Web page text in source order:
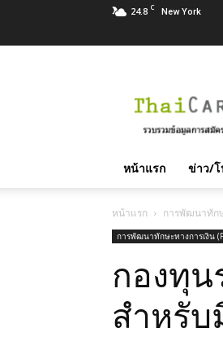
24.8 C New York
เครดิต
บัตร
เงินสด
เชื่อ
บุคคล
ทุก
อนุมัติ
บริการ
ฟรี
หน้าแรก ข่าว/โ
หน้าแรก การพัฒนาทัก
การพัฒนาทักษะทางการเงิน
กองทุน
สำหรับ